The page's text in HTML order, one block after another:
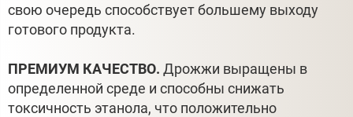
свою очередь способствует большему выходу
готового продукта.
ПРЕМИУМ КАЧЕСТВО. Дрожжи выращены в
определенной среде и способны снижать
токсичность этанола, что положительно